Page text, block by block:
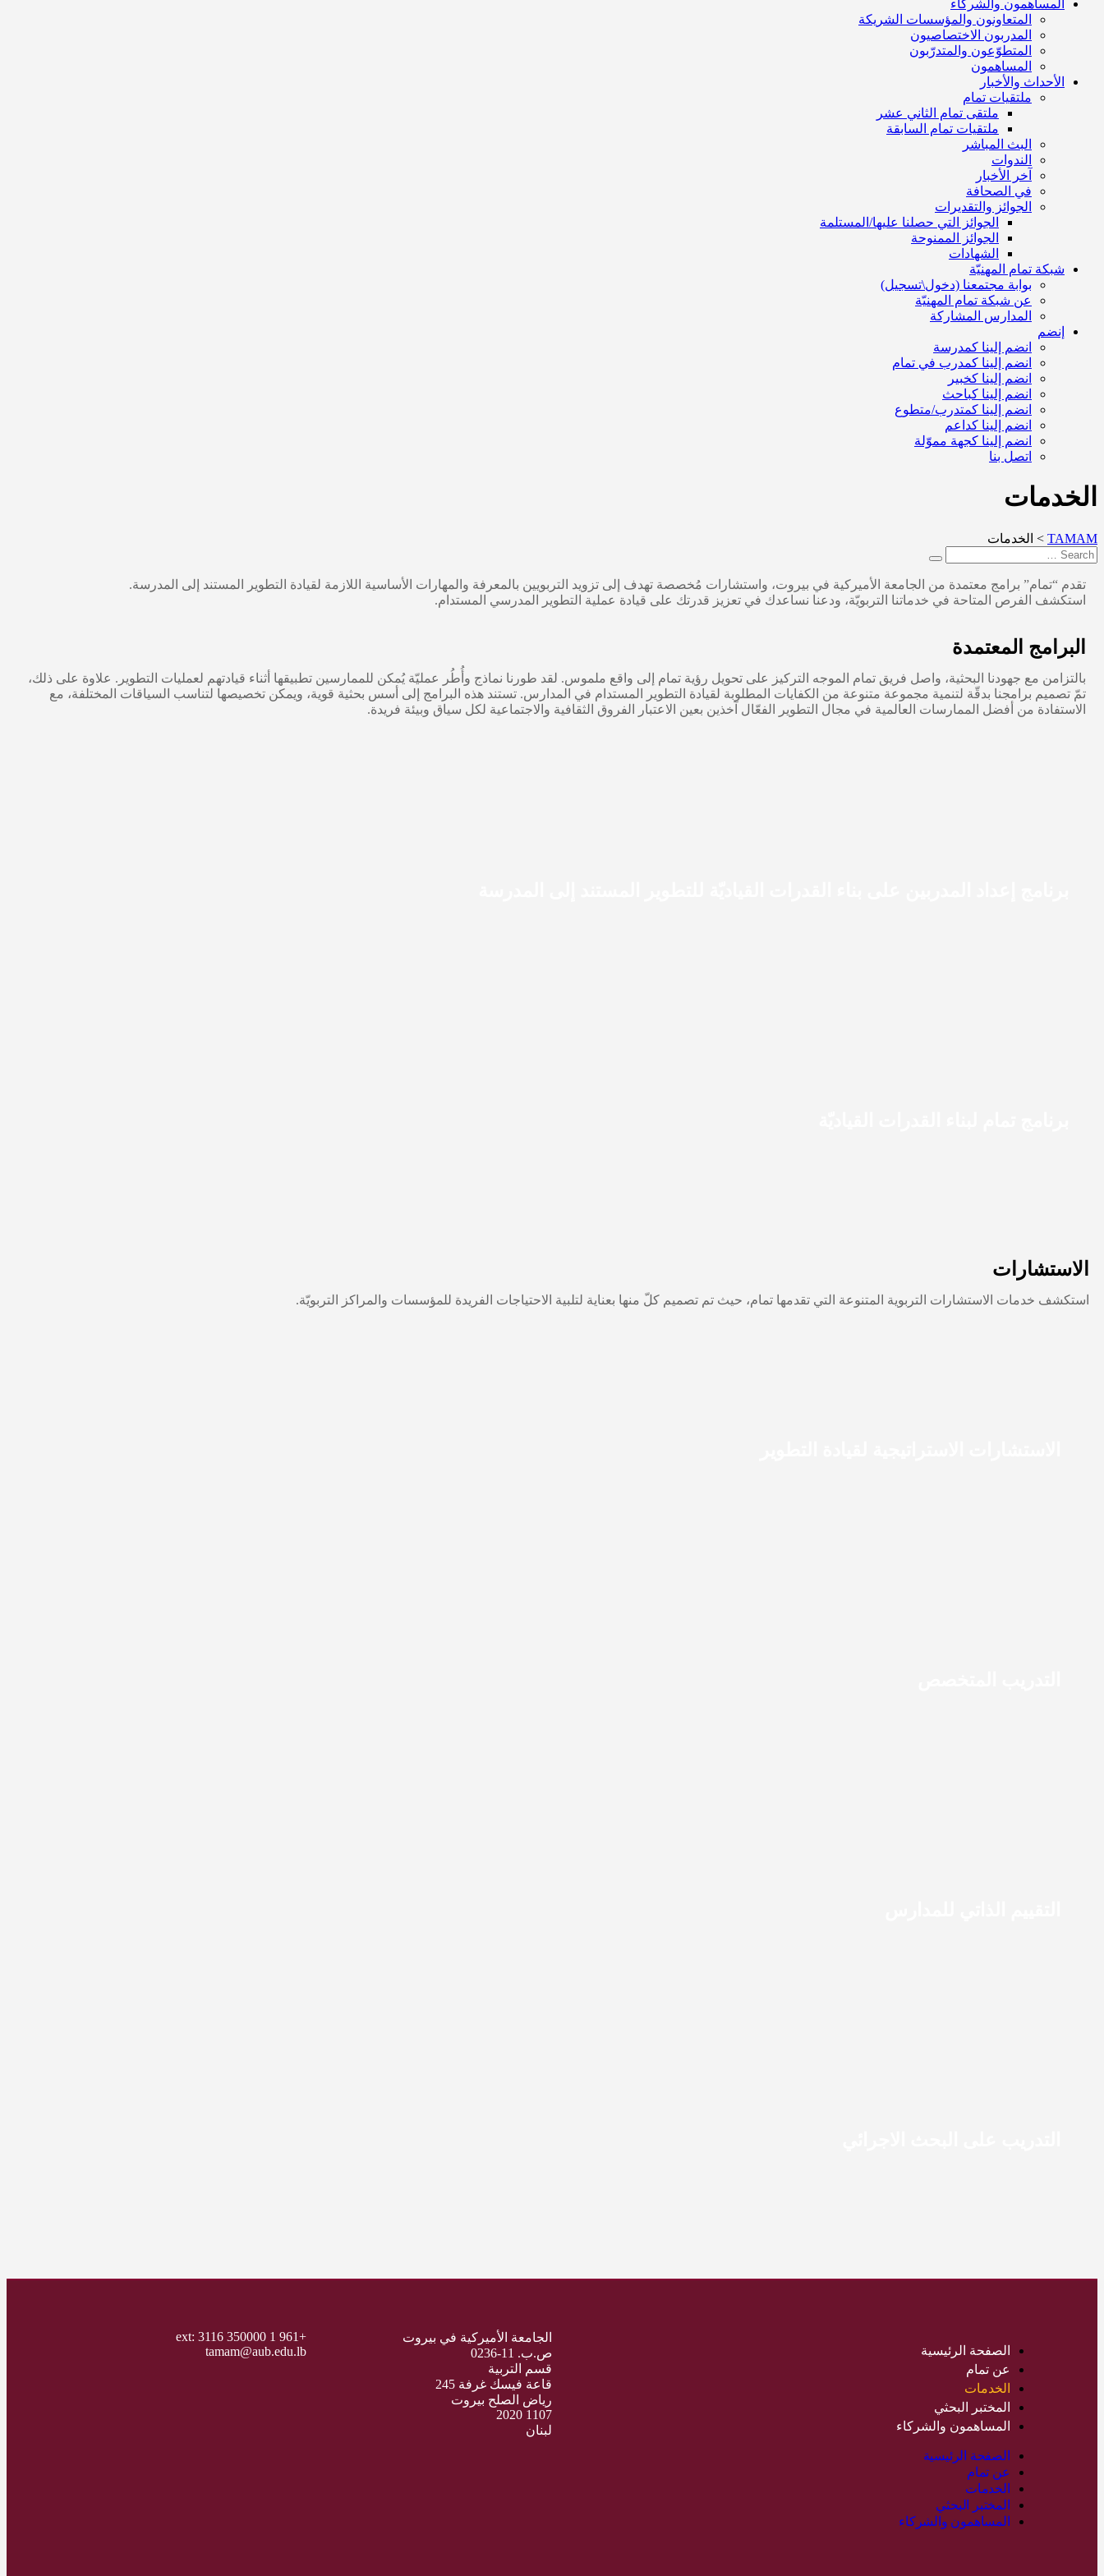
المساهمون والشركاء
المتعاونون والمؤسسات الشريكة
المدربون الاختصاصيون
المتطوّعون والمتدرّبون
المساهمون
الأحداث والأخبار
ملتقيات تمام
ملتقى تمام الثاني عشر
ملتقيات تمام السابقة
البث المباشر
الندوات
آخر الأخبار
في الصحافة
الجوائز والتقديرات
الجوائز التي حصلنا عليها/المستلمة
الجوائز الممنوحة
الشهادات
شبكة تمام المهنيّة
بوابة مجتمعنا (دخول\تسجيل)
عن شبكة تمام المهنيّة
المدارس المشاركة
إنضم
انضم إلينا كمدرسة
انضم إلينا كمدرب في تمام
انضم إلينا كخبير
انضم إلينا كباحث
انضم إلينا كمتدرب/متطوع
انضم إلينا كداعم
انضم إلينا كجهة مموّلة
اتصل بنا
الخدمات
TAMAM
> الخدمات
تقدم “تمام” برامج معتمدة من الجامعة الأميركية في بيروت، واستشارات مُخصصة تهدف إلى تزويد التربويين بالمعرفة والمهارات الأساسية اللازمة لقيادة التطوير المستند إلى المدرسة.
استكشف الفرص المتاحة في خدماتنا التربويّة، ودعنا نساعدك في تعزيز قدرتك على قيادة عملية التطوير المدرسي المستدام.
البرامج المعتمدة
بالتزامن مع جهودنا البحثية، واصل فريق تمام الموجه التركيز على تحويل رؤية تمام إلى واقع ملموس. لقد طورنا نماذج وأُطُر عمليّة يُمكن للممارسين تطبيقها أثناء قيادتهم لعمليات التطوير. علاوة على ذلك،
تمّ تصميم برامجنا بدقّة لتنمية مجموعة متنوعة من الكفايات المطلوبة لقيادة التطوير المستدام في المدارس. تستند هذه البرامج إلى أسس بحثية قوية، ويمكن تخصيصها لتناسب السياقات المختلفة، مع
الاستفادة من أفضل الممارسات العالمية في مجال التطوير الفعّال آخذين بعين الاعتبار الفروق الثقافية والاجتماعية لكل سياق وبيئة فريدة.
الاستشارات
استكشف خدمات الاستشارات التربوية المتنوعة التي تقدمها تمام، حيث تم تصميم كلّ منها بعناية لتلبية الاحتياجات الفريدة للمؤسسات والمراكز التربويّة.
الصفحة الرئيسية
عن تمام
الخدمات
المختبر البحثي
المساهمون والشركاء
الصفحة الرئيسية
عن تمام
الخدمات
المختبر البحثي
المساهمون والشركاء
الجامعة الأميركية في بيروت
ص.ب. 11-0236
قسم التربية
قاعة فيسك غرفة 245
رياض الصلح بيروت
1107 2020
لبنان
+961 1 350000 ext: 3116
tamam@aub.edu.lb